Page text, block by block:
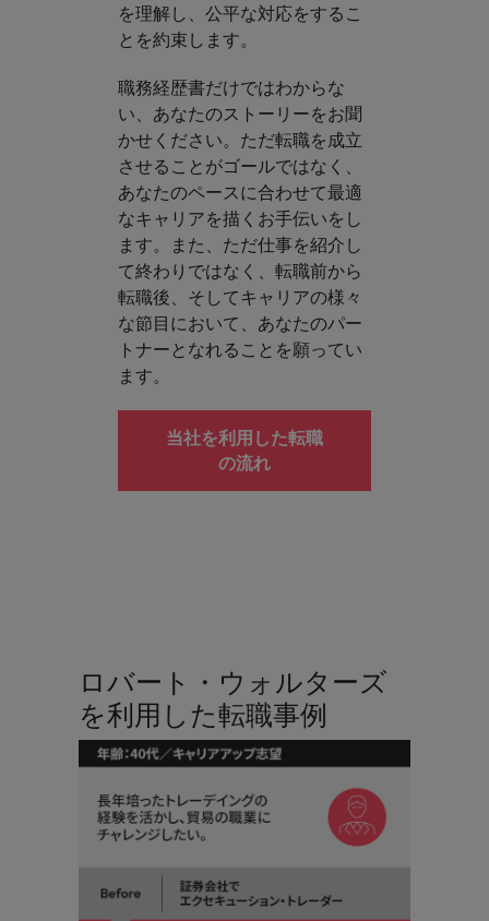
を理解し、公平な対応をするこ
とを約束します。
職務経歴書だけではわからな
い、あなたのストーリーをお聞
かせください。ただ転職を成立
させることがゴールではなく、
あなたのペースに合わせて最適
なキャリアを描くお手伝いをし
ます。また、ただ仕事を紹介し
て終わりではなく、転職前から
転職後、そしてキャリアの様々
な節目において、あなたのパー
トナーとなれることを願ってい
ます。
当社を利用した転職
の流れ
ロバート・ウォルターズ
を利用した転職事例